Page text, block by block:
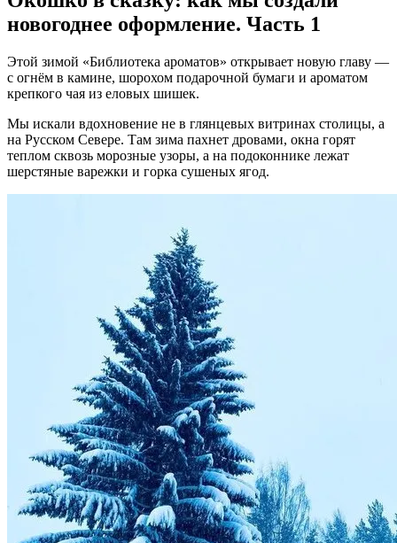
новогоднее оформление. Часть 1
Этой зимой «Библиотека ароматов» открывает новую главу —
с огнём в камине, шорохом подарочной бумаги и ароматом
крепкого чая из еловых шишек.
Мы искали вдохновение не в глянцевых витринах столицы, а
на Русском Севере. Там зима пахнет дровами, окна горят
теплом сквозь морозные узоры, а на подоконнике лежат
шерстяные варежки и горка сушеных ягод.